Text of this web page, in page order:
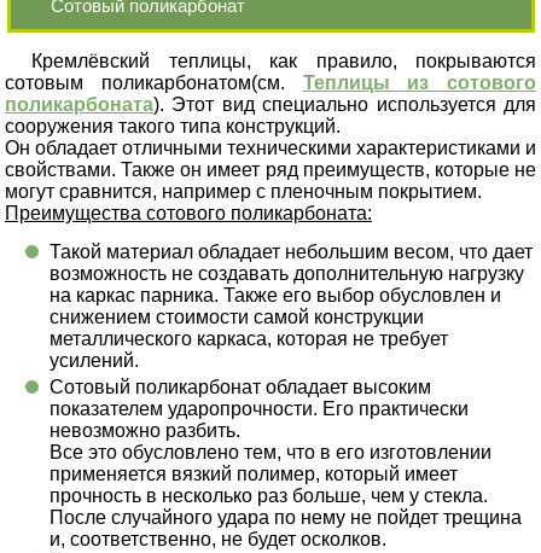
Сотовый поликарбонат
Кремлёвский теплицы, как правило, покрываются
сотовым поликарбонатом(см. Теплицы из сотового
поликарбоната). Этот вид специально используется для
сооружения такого типа конструкций.
Он обладает отличными техническими характеристиками и
свойствами. Также он имеет ряд преимуществ, которые не
могут сравнится, например с пленочным покрытием.
Преимущества сотового поликарбоната:
Такой материал обладает небольшим весом, что дает
возможность не создавать дополнительную нагрузку
на каркас парника. Также его выбор обусловлен и
снижением стоимости самой конструкции
металлического каркаса, которая не требует
усилений.
Сотовый поликарбонат обладает высоким
показателем ударопрочности. Его практически
невозможно разбить.
Все это обусловлено тем, что в его изготовлении
применяется вязкий полимер, который имеет
прочность в несколько раз больше, чем у стекла.
После случайного удара по нему не пойдет трещина
и, соответственно, не будет осколков.